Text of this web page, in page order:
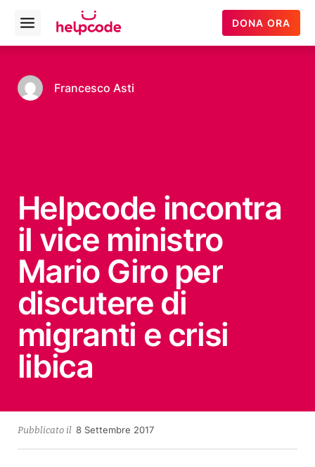
contenuto
Helpcode
Italia
Open
menu
DONA ORA
Helpcode incontra
il vice ministro
Mario Giro per
discutere di
migranti e crisi
libica
Francesco Asti
Pubblicato il 8 Settembre 201716